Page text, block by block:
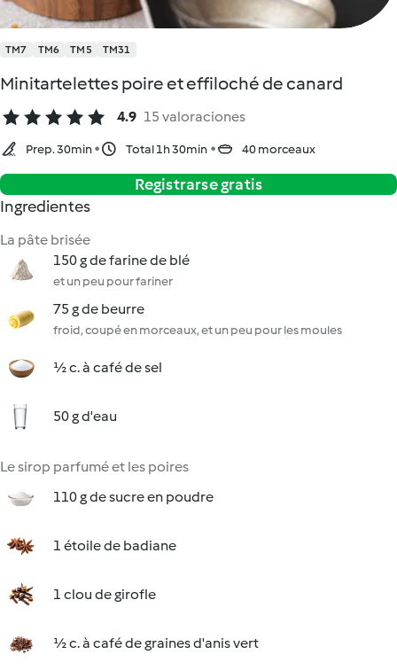
TM7 TM6 TM5 TM31
Minitartelettes poire et effiloché de canard
4.9 15 valoraciones
Prep. 30min Total 1h 30min 40 morceaux
Registrarse gratis
Ingredientes
La pâte brisée
150 g de farine de blé
et un peu pour fariner
75 g de beurre
froid, coupé en morceaux, et un peu pour les moules
½ c. à café de sel
50 g d'eau
Le sirop parfumé et les poires
110 g de sucre en poudre
1 étoile de badiane
1 clou de girofle
½ c. à café de graines d'anis vert